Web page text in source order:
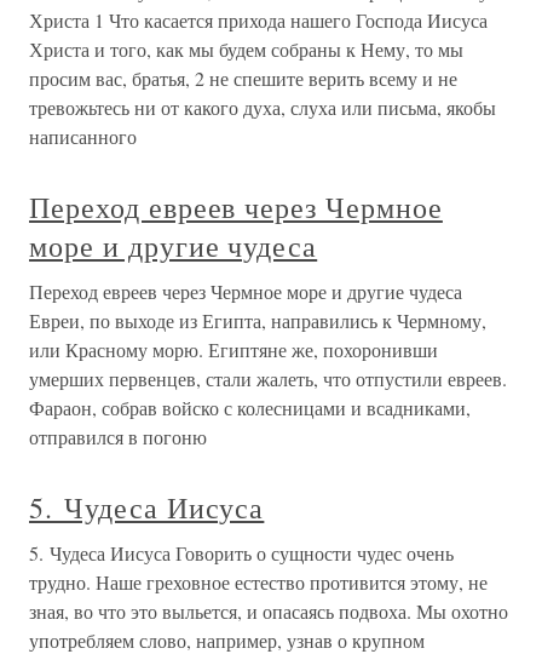
Христа 1 Что касается прихода нашего Господа Иисуса
Христа и того, как мы будем собраны к Нему, то мы
просим вас, братья, 2 не спешите верить всему и не
тревожьтесь ни от какого духа, слуха или письма, якобы
написанного
Переход евреев через Чермное
море и другие чудеса
Переход евреев через Чермное море и другие чудеса
Евреи, по выходе из Египта, направились к Чермному,
или Красному морю. Египтяне же, похоронивши
умерших первенцев, стали жалеть, что отпустили евреев.
Фараон, собрав войско с колесницами и всадниками,
отправился в погоню
5. Чудеса Иисуса
5. Чудеса Иисуса Говорить о сущности чудес очень
трудно. Наше греховное естество противится этому, не
зная, во что это выльется, и опасаясь подвоха. Мы охотно
употребляем слово, например, узнав о крупном